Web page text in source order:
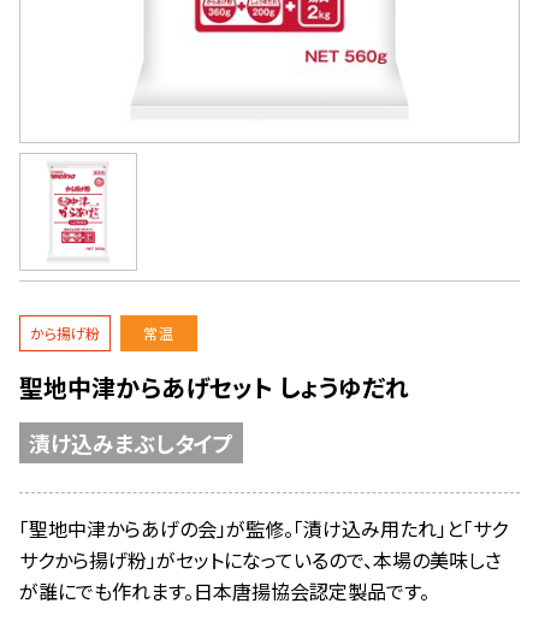
から揚げ粉 常温
聖地中津からあげセット しょうゆだれ
漬け込みまぶしタイプ
「聖地中津からあげの会」が監修。「漬け込み用たれ」と「サク
サクから揚げ粉」がセットになっているので、本場の美味しさ
が誰にでも作れます。日本唐揚協会認定製品です。